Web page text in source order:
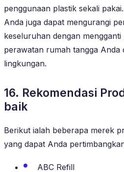
penggunaan plastik sekali
Anda juga dapat mengurangi
keseluruhan dengan
perawatan rumah tangga Anda
lingkungan.
16. Rekomendasi
baik
Berikut ialah beberapa merek
yang dapat Anda
ABC Refill